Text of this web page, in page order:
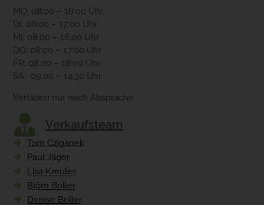
MO: 08:00 – 16:00 Uhr
DI: 08:00 – 17:00 Uhr
MI: 08:00 – 16:00 Uhr
DO: 08:00 – 17:00 Uhr
FR: 08:00 – 18:00 Uhr
SA: 09:00 – 14:30 Uhr
Verladen nur nach Absprache
Verkaufsteam
Tom Cziganek
Paul Jäger
Lisa Kreuter
Björn Boller
Denise Boller